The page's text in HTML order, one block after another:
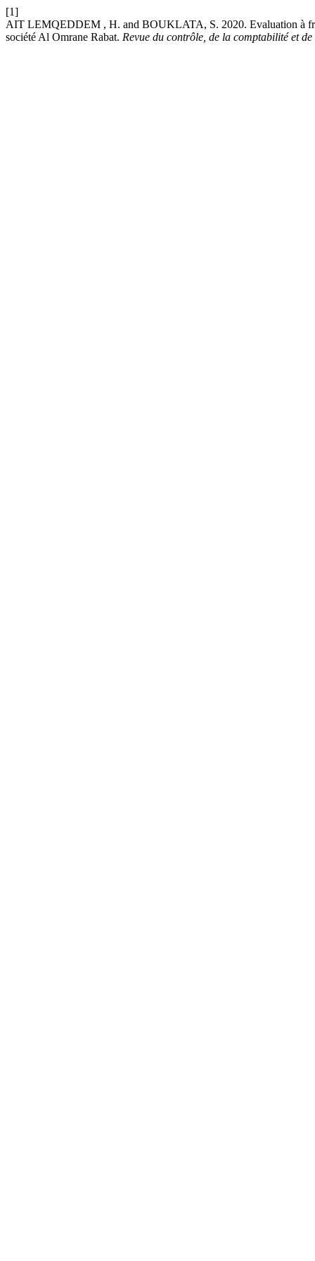
[1]
AIT LEMQEDDEM , H. and BOUKLATA, S. 2020. Evaluation à
société Al Omrane Rabat. Revue du contrôle, de la comptabilité et